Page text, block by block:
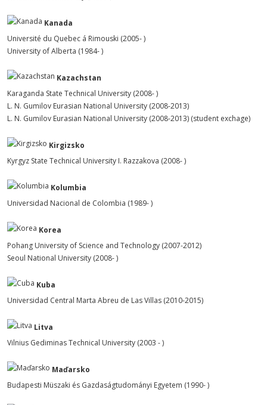
Kanada
Université du Quebec á Rimouski (2005- )
University of Alberta (1984- )
Kazachstan
Karaganda State Technical University (2008- )
L. N. Gumilov Eurasian National University (2008-2013)
L. N. Gumilov Eurasian National University (2008-2013) (student exchage)
Kirgizsko
Kyrgyz State Technical University I. Razzakova (2008- )
Kolumbia
Universidad Nacional de Colombia (1989- )
Korea
Pohang University of Science and Technology (2007-2012)
Seoul National University (2008- )
Kuba
Universidad Central Marta Abreu de Las Villas (2010-2015)
Litva
Vilnius Gediminas Technical University (2003 - )
Maďarsko
Budapesti Müszaki és Gazdaságtudományi Egyetem (1990- )